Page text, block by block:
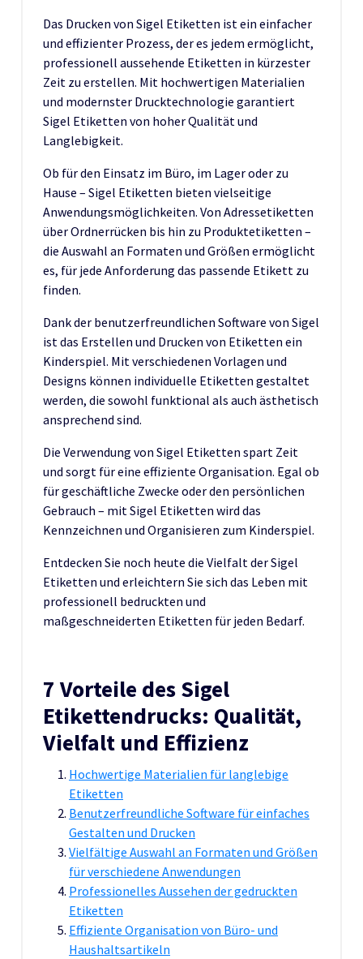
Das Drucken von Sigel Etiketten ist ein einfacher
und effizienter Prozess, der es jedem ermöglicht,
professionell aussehende Etiketten in kürzester
Zeit zu erstellen. Mit hochwertigen Materialien
und modernster Drucktechnologie garantiert
Sigel Etiketten von hoher Qualität und
Langlebigkeit.
Ob für den Einsatz im Büro, im Lager oder zu
Hause – Sigel Etiketten bieten vielseitige
Anwendungsmöglichkeiten. Von Adressetiketten
über Ordnerrücken bis hin zu Produktetiketten –
die Auswahl an Formaten und Größen ermöglicht
es, für jede Anforderung das passende Etikett zu
finden.
Dank der benutzerfreundlichen Software von Sigel
ist das Erstellen und Drucken von Etiketten ein
Kinderspiel. Mit verschiedenen Vorlagen und
Designs können individuelle Etiketten gestaltet
werden, die sowohl funktional als auch ästhetisch
ansprechend sind.
Die Verwendung von Sigel Etiketten spart Zeit
und sorgt für eine effiziente Organisation. Egal ob
für geschäftliche Zwecke oder den persönlichen
Gebrauch – mit Sigel Etiketten wird das
Kennzeichnen und Organisieren zum Kinderspiel.
Entdecken Sie noch heute die Vielfalt der Sigel
Etiketten und erleichtern Sie sich das Leben mit
professionell bedruckten und
maßgeschneiderten Etiketten für jeden Bedarf.
7 Vorteile des Sigel
Etikettendrucks: Qualität,
Vielfalt und Effizienz
Hochwertige Materialien für langlebige
Etiketten
Benutzerfreundliche Software für einfaches
Gestalten und Drucken
Vielfältige Auswahl an Formaten und Größen
für verschiedene Anwendungen
Professionelles Aussehen der gedruckten
Etiketten
Effiziente Organisation von Büro- und
Haushaltsartikeln